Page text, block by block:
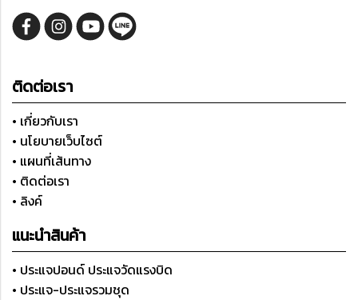
ติดต่อเรา
• เกี่ยวกับเรา
• นโยบายเว็บไซต์
• แผนที่เส้นทาง
• ติดต่อเรา
• ลิงค์
แนะนำสินค้า
• ประแจปอนด์ ประแจวัดแรงบิด
• ประแจ-ประแจรวมชุด